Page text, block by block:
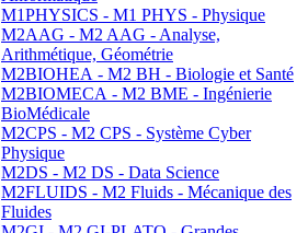
M1PHYSICS - M1 PHYS - Physique
M2AAG - M2 AAG - Analyse,
Arithmétique, Géométrie
M2BIOHEA - M2 BH - Biologie et Santé
M2BIOMECA - M2 BME - Ingénierie
BioMédicale
M2CPS - M2 CPS - Système Cyber
Physique
M2DS - M2 DS - Data Science
M2FLUIDS - M2 Fluids - Mécanique des
Fluides